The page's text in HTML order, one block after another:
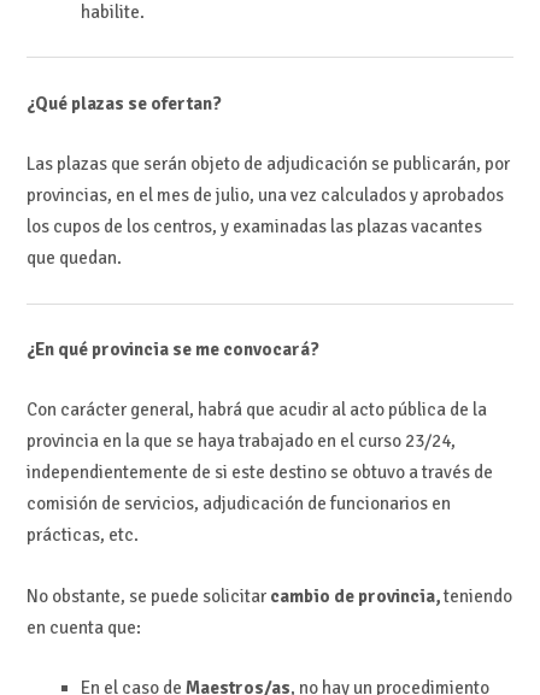
habilite.
¿Qué plazas se ofertan?
Las plazas que serán objeto de adjudicación se publicarán, por
provincias, en el mes de julio, una vez calculados y aprobados
los cupos de los centros, y examinadas las plazas vacantes
que quedan.
¿En qué provincia se me convocará?
Con carácter general, habrá que acudir al acto pública de la
provincia en la que se haya trabajado en el curso 23/24,
independientemente de si este destino se obtuvo a través de
comisión de servicios, adjudicación de funcionarios en
prácticas, etc.
No obstante, se puede solicitar cambio de provincia,teniendo
en cuenta que:
En el caso de Maestros/as, no hay un procedimiento